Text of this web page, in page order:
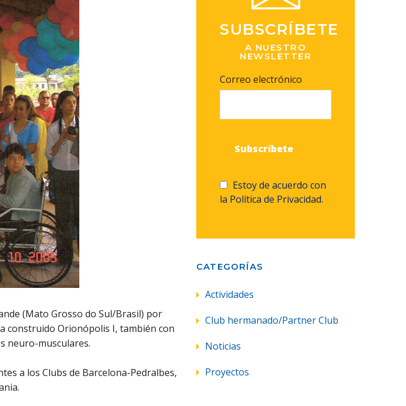
(Mato Grosso do Sul/Brasil) por
construido Orionópolis I, también con
neuro-musculares.
a los Clubs de Barcelona-Pedralbes,
SUBSCRÍBETE
A NUESTRO
NEWSLETTER
Correo electrónico
Estoy de acuerdo con
la Política de Privacidad.
CATEGORÍAS
Actividades
Club hermanado/Partner Club
Noticias
Proyectos